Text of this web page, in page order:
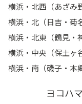
横浜・北西（あざみ
横浜・北（日吉・菊
横浜・北東（鶴見・
横浜・中央（保土ヶ
横浜・南（磯子・本
ヨコハ